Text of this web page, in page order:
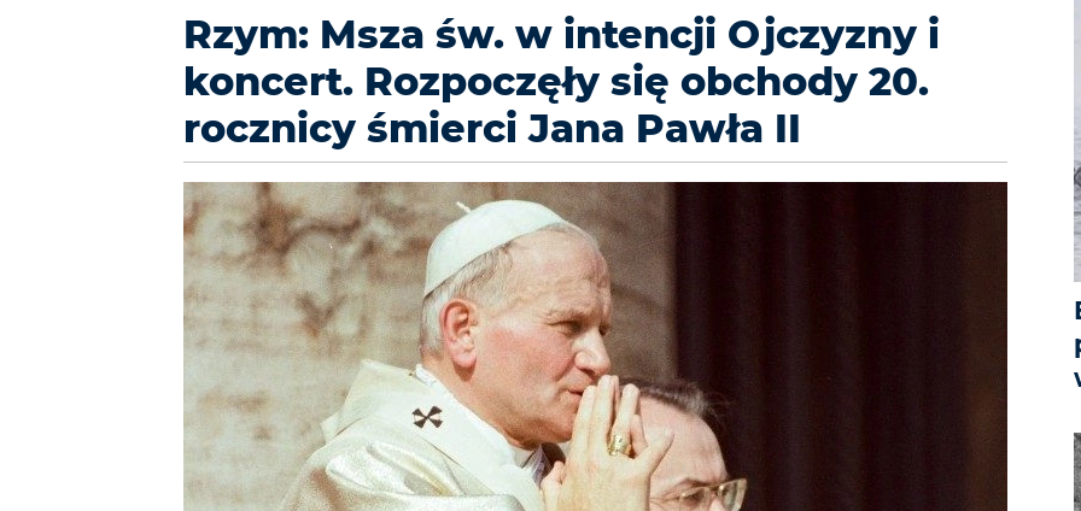
Rzym: Msza św. w intencji Ojczyzny i
koncert. Rozpoczęły się obchody 20.
rocznicy śmierci Jana Pawła II